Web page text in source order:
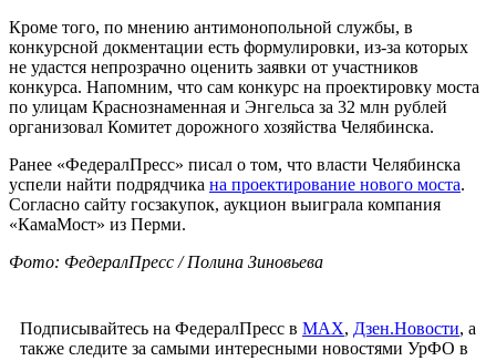
Кроме того, по мнению антимонопольной службы, в
конкурсной докментации есть формулировки, из-за которых
не удастся непрозрачно оценить заявки от участников
конкурса. Напомним, что сам конкурс на проектировку моста
по улицам Краснознаменная и Энгельса за 32 млн рублей
организовал Комитет дорожного хозяйства Челябинска.
Ранее «ФедералПресс» писал о том, что власти Челябинска
успели найти подрядчика на проектирование нового моста.
Согласно сайту госзакупок, аукцион выиграла компания
«КамаМост» из Перми.
Фото: ФедералПресс / Полина Зиновьева
Подписывайтесь на ФедералПресс в МАХ, Дзен.Новости, а
также следите за самыми интересными новостями УрФО в